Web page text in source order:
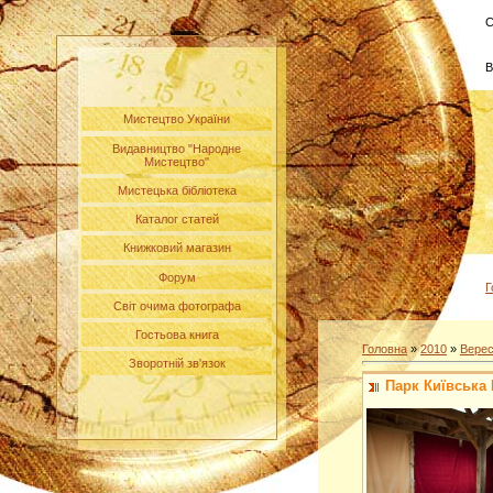
Мистецтво України
Видавництво "Народне
Мистецтво"
Мистецька бібліотека
Каталог статей
Книжковий магазин
Форум
Світ очима фотографа
Гостьова книга
Зворотній зв'язок
Головна »2010 »
Парк